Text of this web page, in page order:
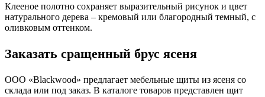
Клееное полотно сохраняет выразительный рисунок и цвет
натурального дерева – кремовый или благородный темный, с
оливковым оттенком.
Заказать сращенный брус ясеня
ООО «Blackwood» предлагает мебельные щиты из ясеня со
склада или под заказ. В каталоге товаров представлен щит